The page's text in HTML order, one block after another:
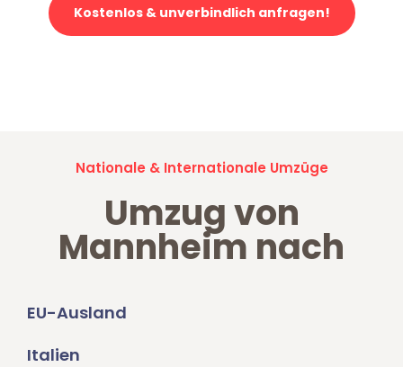
Kostenlos & unverbindlich anfragen!
Nationale & Internationale Umzüge
Umzug von
Mannheim nach
EU-Ausland
Italien